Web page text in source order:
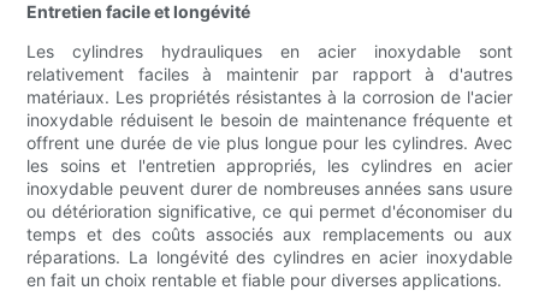
Entretien facile et longévité
Les cylindres hydrauliques en acier inoxydable sont
relativement faciles à maintenir par rapport à d'autres
matériaux. Les propriétés résistantes à la corrosion de l'acier
inoxydable réduisent le besoin de maintenance fréquente et
offrent une durée de vie plus longue pour les cylindres. Avec
les soins et l'entretien appropriés, les cylindres en acier
inoxydable peuvent durer de nombreuses années sans usure
ou détérioration significative, ce qui permet d'économiser du
temps et des coûts associés aux remplacements ou aux
réparations. La longévité des cylindres en acier inoxydable
en fait un choix rentable et fiable pour diverses applications.